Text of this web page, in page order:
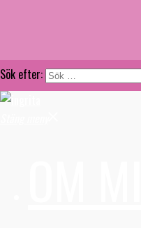
Sök efter: